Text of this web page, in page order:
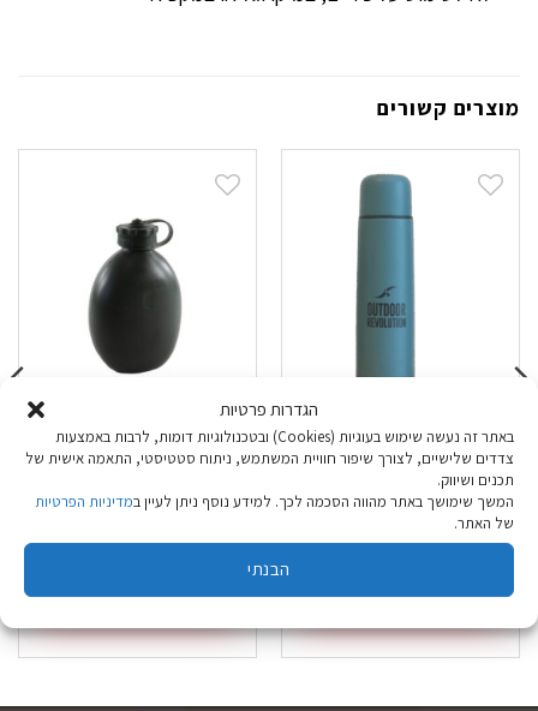
הגדרות פרטיות
באתר זה נעשה שימוש בעוגיות (Cookies) ובטכנולוגיות דומות, לרבות באמצעות
צדדים שלישיים, לצורך שיפור חוויית המשתמש, ניתוח סטטיסטי, התאמה אישית של
תכנים ושיווק.
המשך שימושך באתר מהווה הסכמה לכך. למידע נוסף ניתן לעיין במדיניות הפרטיות
של האתר.
הבנתי
מוצרים קשורים
תרמוס Outdoor 750
ML
₪84.90
הוספה לסל
מימיה צבאית
₪24.90
הוספה לסל